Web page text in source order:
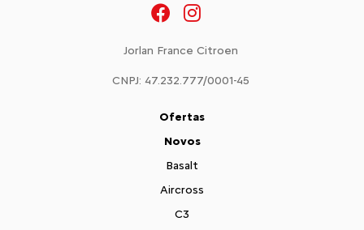
Jorlan France Citroen
CNPJ: 47.232.777/0001-45
Ofertas
Novos
Basalt
Aircross
C3